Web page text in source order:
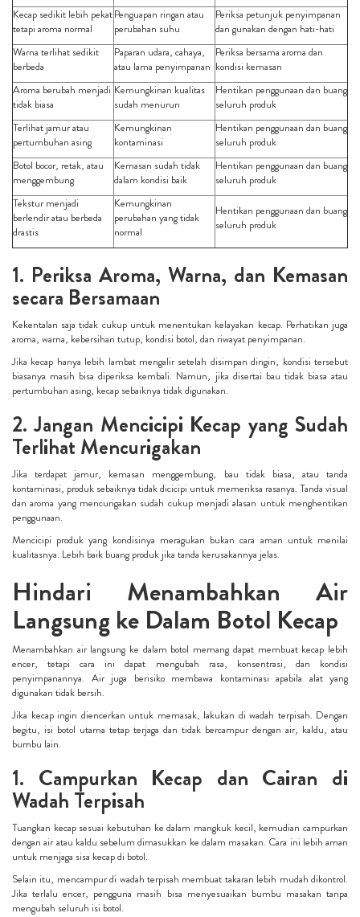
Kecap sedikit lebih pekat
tetapi aroma normal
Penguapan ringan atau
perubahan suhu
Periksa petunjuk penyimpanan
dan gunakan dengan hati-hati
Warna terlihat sedikit
berbeda
Paparan udara, cahaya,
atau lama penyimpanan
Periksa bersama aroma dan
kondisi kemasan
Aroma berubah menjadi
tidak biasa
Kemungkinan kualitas
sudah menurun
Hentikan penggunaan dan buang
seluruh produk
Terlihat jamur atau
pertumbuhan asing
Kemungkinan
kontaminasi
Hentikan penggunaan dan buang
seluruh produk
Botol bocor, retak, atau
menggembung
Kemasan sudah tidak
dalam kondisi baik
Hentikan penggunaan dan buang
seluruh produk
Tekstur menjadi
berlendir atau berbeda
drastis
Kemungkinan
perubahan yang tidak
normal
Hentikan penggunaan dan buang
seluruh produk
1. Periksa Aroma, Warna, dan Kemasan
secara Bersamaan
Kekentalan saja tidak cukup untuk menentukan kelayakan kecap. Perhatikan juga
aroma, warna, kebersihan tutup, kondisi botol, dan riwayat penyimpanan.
Jika kecap hanya lebih lambat mengalir setelah disimpan dingin, kondisi tersebut
biasanya masih bisa diperiksa kembali. Namun, jika disertai bau tidak biasa atau
pertumbuhan asing, kecap sebaiknya tidak digunakan.
2. Jangan Mencicipi Kecap yang Sudah
Terlihat Mencurigakan
Jika terdapat jamur, kemasan menggembung, bau tidak biasa, atau tanda
kontaminasi, produk sebaiknya tidak dicicipi untuk memeriksa rasanya. Tanda visual
dan aroma yang mencurigakan sudah cukup menjadi alasan untuk menghentikan
penggunaan.
Mencicipi produk yang kondisinya meragukan bukan cara aman untuk menilai
kualitasnya. Lebih baik buang produk jika tanda kerusakannya jelas.
Hindari Menambahkan Air
Langsung ke Dalam Botol Kecap
Menambahkan air langsung ke dalam botol memang dapat membuat kecap lebih
encer, tetapi cara ini dapat mengubah rasa, konsentrasi, dan kondisi
penyimpanannya. Air juga berisiko membawa kontaminasi apabila alat yang
digunakan tidak bersih.
Jika kecap ingin diencerkan untuk memasak, lakukan di wadah terpisah. Dengan
begitu, isi botol utama tetap terjaga dan tidak bercampur dengan air, kaldu, atau
bumbu lain.
1. Campurkan Kecap dan Cairan di
Wadah Terpisah
Tuangkan kecap sesuai kebutuhan ke dalam mangkuk kecil, kemudian campurkan
dengan air atau kaldu sebelum dimasukkan ke dalam masakan. Cara ini lebih aman
untuk menjaga sisa kecap di botol.
Selain itu, mencampur di wadah terpisah membuat takaran lebih mudah dikontrol.
Jika terlalu encer, pengguna masih bisa menyesuaikan bumbu masakan tanpa
mengubah seluruh isi botol.